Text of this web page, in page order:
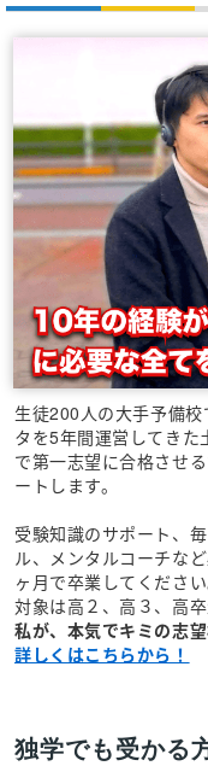
生徒200人の大手予備
タを5年間運営してきた
で第一志望に合格させ
ートします。
受験知識のサポート、
ル、メンタルコーチな
ヶ月で卒業してください
対象は高２、高３、高卒
私が、本気でキミの志
詳しくはこちらから！
独学でも受かる